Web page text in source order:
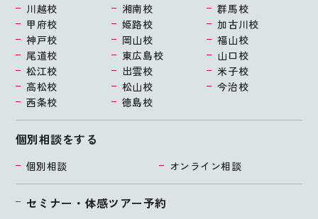
個別相談をする
個別相談 オンライン相談
セミナー・体感ツアー予約
川越校 湘南校
群馬校
甲府校
姫路校
加古川校
神戸校
岡山校
福山校
尾道校
東広島校
山口校
松江校
出雲校
米子校
高松校
松山校
今治校
西条校
徳島校